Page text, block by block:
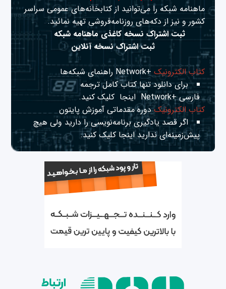
ماهنامه شبکه را می‌توانید از کتابخانه‌های عمومی سراسر
کشور و نیز از دکه‌های روزنامه‌فروشی تهیه نمائید.
ثبت اشتراک نسخه کاغذی ماهنامه شبکه
ثبت اشتراک نسخه آنلاین
کتاب الکترونیک+Network راهنمای شبکه‌ها
برای دانلود تنها کتاب کامل ترجمه
فارسی +Network
اینجا کلیک کنید.
کتاب الکترونیکدوره مقدماتی آموزش پایتون
اگر قصد یادگیری برنامه‌نویسی را دارید ولی هیچ
پیش‌زمینه‌ای نداریداینجا کلیک کنید.